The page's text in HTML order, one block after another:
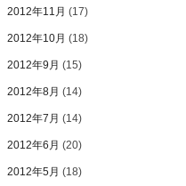
2012年11月 (17)
2012年10月 (18)
2012年9月 (15)
2012年8月 (14)
2012年7月 (14)
2012年6月 (20)
2012年5月 (18)